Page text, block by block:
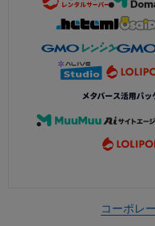
コーポレ